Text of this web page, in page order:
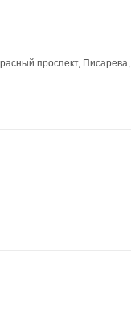
проспект, Писарева,